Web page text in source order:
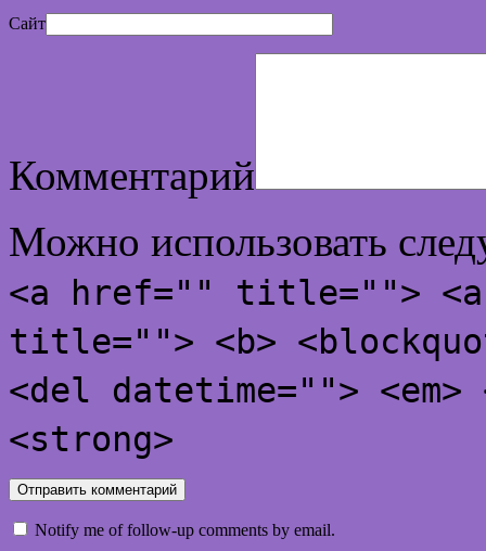
Сайт
Комментарий
Можно использовать
<a href="" title="">
title=""> <b>
<del datetime="">
<strong>
Notify me of follow-up comments by email.